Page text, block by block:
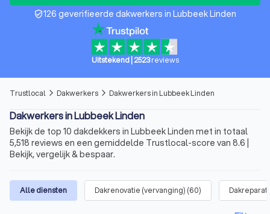
verified_user126 geverifieerde dakwerkers in Lubbeek Linden
Uitstekend| 2523 reviews
Trustlocal arrow_forward_ios Dakwerkers arrow_forward_ios Dakwerkers in Lubbeek Linden
Dakwerkers in Lubbeek Linden
Bekijk de top 10 dakdekkers in Lubbeek Linden met in totaal
5,518 reviews en een gemiddelde Trustlocal-score van 8.6 |
Bekijk, vergelijk & bespaar.
Alle diensten Dakrenovatie (vervanging) (60)